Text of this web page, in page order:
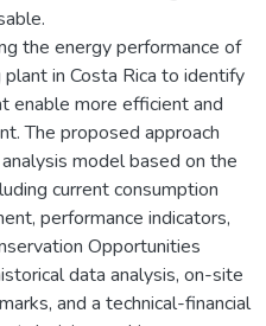
the energy performance of
in Costa Rica to identify
enable more efficient and
The proposed approach
model based on the
current consumption
performance indicators,
Opportunities
data analysis, on-site
and a technical-financial